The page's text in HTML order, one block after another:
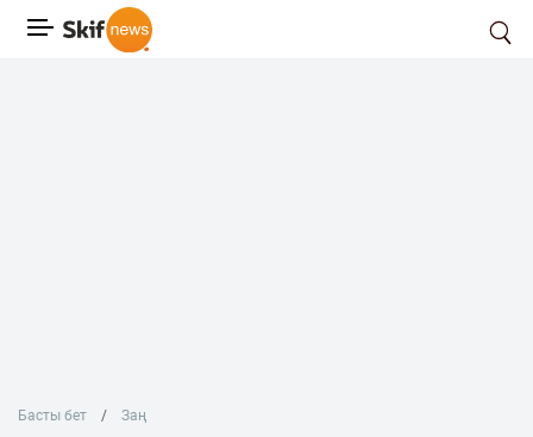
Басты бет Заң